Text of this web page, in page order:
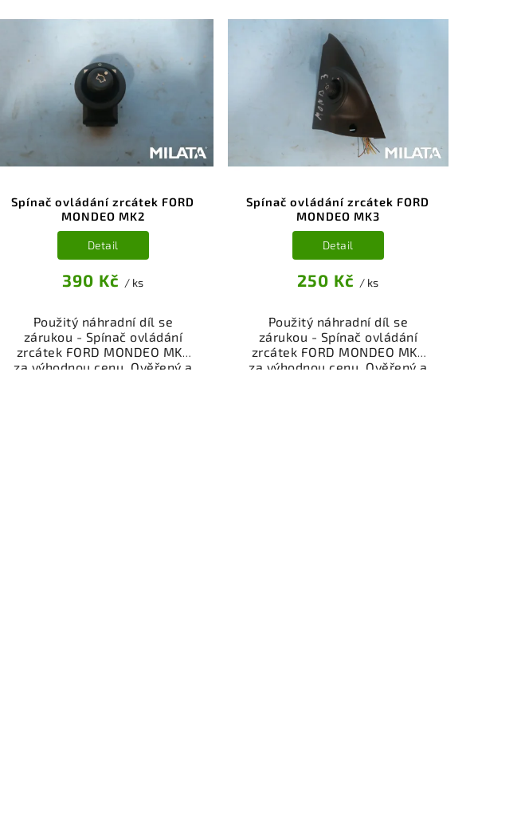
příslušenství pro váš vůz.
Ověřený a funkční autodíl z
vrakoviště, připravený k
montáži. Nabízíme osobní
odběr nebo rychlé doručení
přes e-shop. Samozřejmostí je
garance vrácení peněz v
případě nespokojenosti.
příslušenství pro váš vůz.
Ověřený a funkční autodíl z
vrakoviště, připravený k
montáži. Nabízíme osobní
odběr nebo rychlé doručení
přes e-shop. Samozřejmostí je
garance vrácení peněz v
případě nespokojenosti.
Spínač ovládání zrcátek FORD
MONDEO MK2
390 Kč / ks
Detail
Použitý náhradní díl se
zárukou - Spínač ovládání
zrcátek FORD MONDEO MK2
za výhodnou cenu. Ověřený a
Spínač ovládání zrcátek FORD
MONDEO MK3
250 Kč / ks
Detail
Použitý náhradní díl se
zárukou - Spínač ovládání
zrcátek FORD MONDEO MK3
za výhodnou cenu. Ověřený a